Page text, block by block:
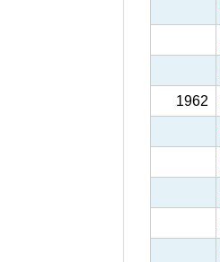
1962